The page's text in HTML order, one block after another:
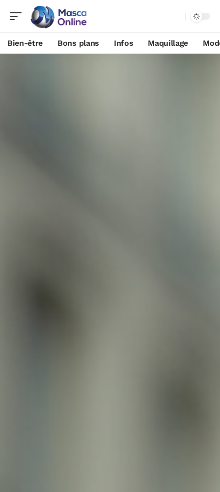
Bien-être Bons plans Infos Maquillage